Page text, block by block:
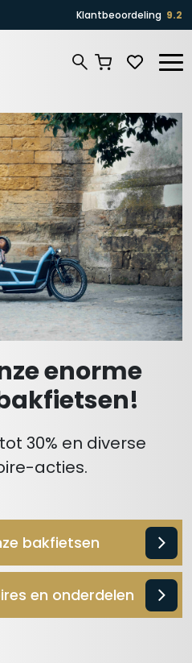
Klantbeoordeling 9.2
enorme
tot 30% en diverse
acties.
bakfietsen
en onderdelen